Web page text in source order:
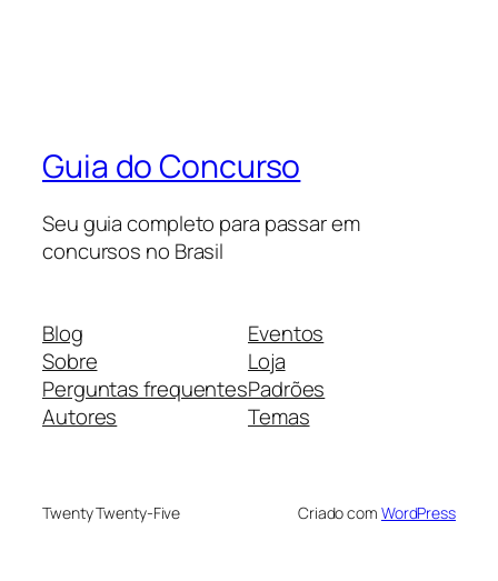
Guia do Concurso
Seu guia completo para passar em
concursos no Brasil
Blog
Sobre
Perguntas frequentes
Autores
Eventos
Loja
Padrões
Temas
Twenty Twenty-Five Criado com WordPress